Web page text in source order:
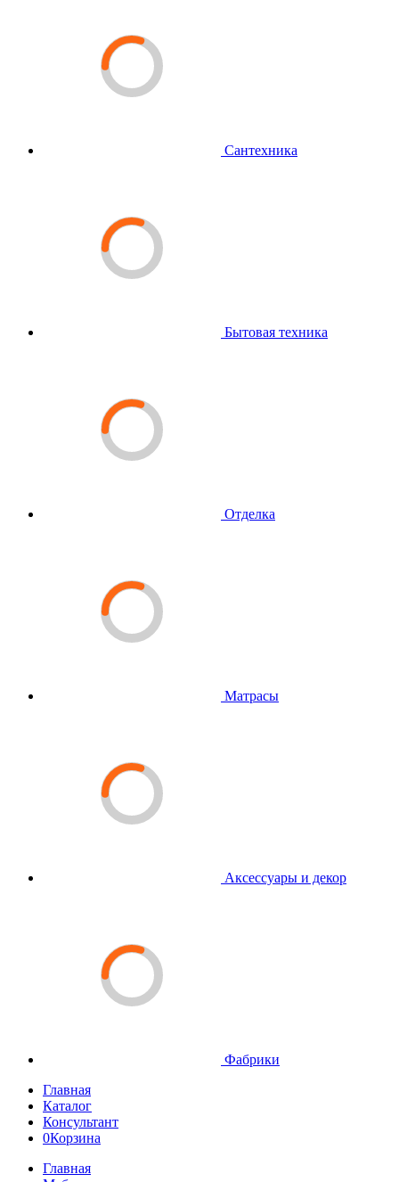
Сантехника
Бытовая техника
Отделка
Матрасы
Аксессуары и декор
Фабрики
Главная
Каталог
Консультант
0Корзина
Главная